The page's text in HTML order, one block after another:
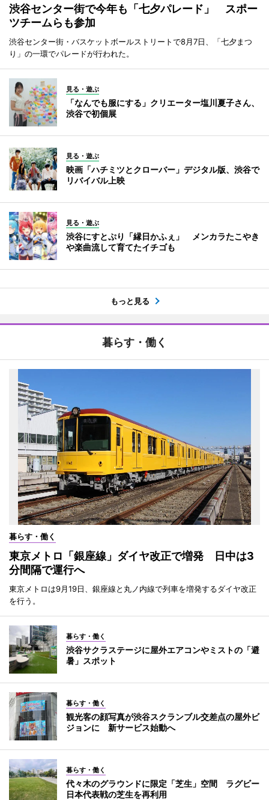
渋谷センター街で今年も「七夕パレード」 スポー
ツチームらも参加
渋谷センター街・バスケットボールストリートで8月7日、「七夕まつ
り」の一環でパレードが行われた。
見る・遊ぶ
「なんでも服にする」クリエーター塩川夏子さん、
渋谷で初個展
見る・遊ぶ
映画「ハチミツとクローバー」デジタル版、渋谷で
リバイバル上映
見る・遊ぶ
渋谷にすとぷり「縁日かふぇ」 メンカラたこやき
や楽曲流して育てたイチゴも
もっと見る
暮らす・働く
暮らす・働く
東京メトロ「銀座線」ダイヤ改正で増発 日中は3
分間隔で運行へ
東京メトロは9月19日、銀座線と丸ノ内線で列車を増発するダイヤ改正
を行う。
暮らす・働く
渋谷サクラステージに屋外エアコンやミストの「避
暑」スポット
暮らす・働く
観光客の顔写真が渋谷スクランブル交差点の屋外ビ
ジョンに 新サービス始動へ
暮らす・働く
代々木のグラウンドに限定「芝生」空間 ラグビー
日本代表戦の芝生を再利用